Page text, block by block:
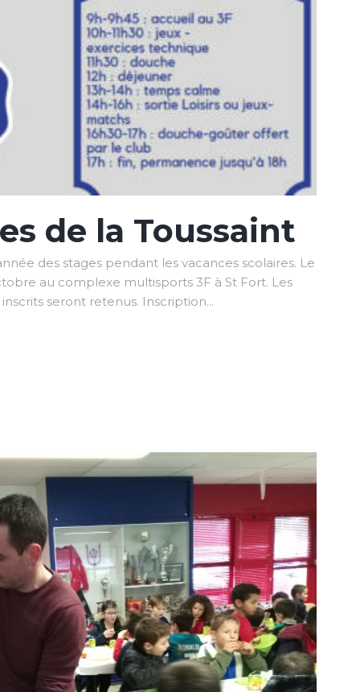
de la Toussaint
des stages pendant les vacances scolaires. Le
au complexe multisports 3F à St Fort. Les
seront retenus. Inscription...